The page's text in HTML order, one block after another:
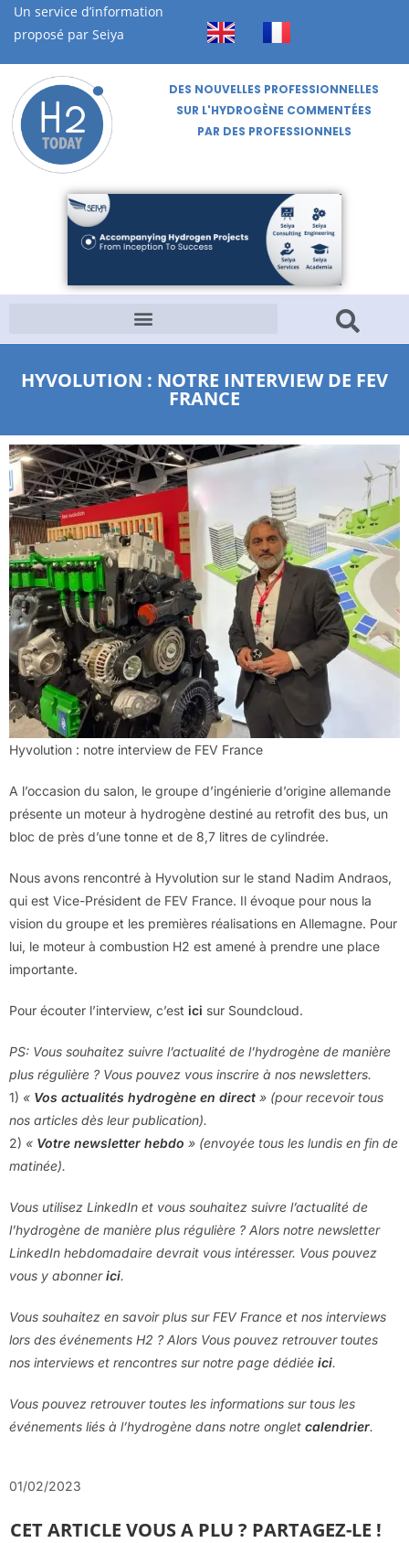
Un service d’information
proposé par Seiya
DES NOUVELLES PROFESSIONNELLES
SUR L'HYDROGÈNE COMMENTÉES
PAR DES PROFESSIONNELS
HYVOLUTION : NOTRE INTERVIEW DE FEV
FRANCE
Hyvolution : notre interview de FEV France
A l’occasion du salon, le groupe d’ingénierie d’origine allemande
présente un moteur à hydrogène destiné au retrofit des bus, un
bloc de près d’une tonne et de 8,7 litres de cylindrée.
Nous avons rencontré à Hyvolution sur le stand Nadim Andraos,
qui est Vice-Président de FEV France. Il évoque pour nous la
vision du groupe et les premières réalisations en Allemagne. Pour
lui, le moteur à combustion H2 est amené à prendre une place
importante.
Pour écouter l’interview, c’est ici sur Soundcloud.
PS: Vous souhaitez suivre l’actualité de l’hydrogène de manière
plus régulière ? Vous pouvez vous inscrire à nos newsletters.
1) « Vos actualités hydrogène en direct » (pour recevoir tous
nos articles dès leur publication).
2) « Votre newsletter hebdo » (envoyée tous les lundis en fin de
matinée).
Vous utilisez LinkedIn et vous souhaitez suivre l’actualité de
l’hydrogène de manière plus régulière ? Alors notre newsletter
LinkedIn hebdomadaire devrait vous intéresser. Vous pouvez
vous y abonnerici.
Vous souhaitez en savoir plus sur FEV France et nos interviews
lors des événements H2 ? Alors Vous pouvez retrouver toutes
nos interviews et rencontres sur notre page dédiée ici.
Vous pouvez retrouver toutes les informations sur tous les
événements liés à l’hydrogène dans notre onglet calendrier.
01/02/2023
CET ARTICLE VOUS A PLU ? PARTAGEZ-LE !